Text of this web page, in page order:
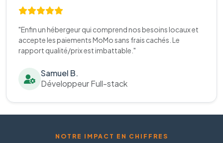
"Enfin un hébergeur qui comprend nos besoins locaux et
accepte les paiements MoMo sans frais cachés. Le
rapport qualité/prix est imbattable."
Samuel B.
Développeur Full-stack
NOTRE IMPACT EN CHIFFRES